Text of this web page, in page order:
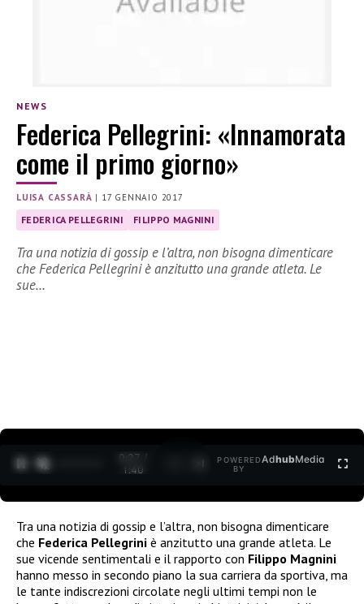
NEWS
Federica Pellegrini: «Innamorata
come il primo giorno»
LUISA CASSARÀ | 17 GENNAIO 2017
FEDERICA PELLEGRINI FILIPPO MAGNINI
Tra una notizia di gossip e l’altra, non bisogna dimenticare
che Federica Pellegrini è anzitutto una grande atleta. Le
sue…
0:28 /
1:40
POWERED
BY
AdhubMedia
Tra una notizia di gossip e l’altra, non bisogna dimenticare
che Federica Pellegrini è anzitutto una grande atleta. Le
sue vicende sentimentali e il rapporto con Filippo Magnini
hanno messo in secondo piano la sua carriera da sportiva, ma
le tante indiscrezioni circolate negli ultimi tempi non le